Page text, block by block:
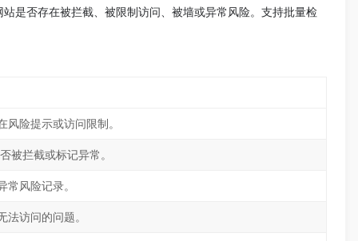
是否存在被拦截、被限制访问、被墙或异常风险。支持批量检
险提示或访问限制。
被拦截或标记异常。
风险记录。
访问的问题。